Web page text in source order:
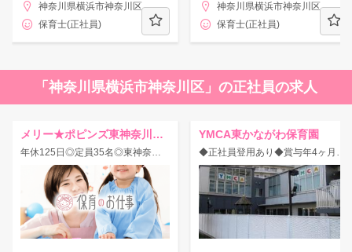
神奈川県横浜市神奈川区
保育士(正社員)
神奈川県横浜市神奈川区
保育士(正社員)
「神奈川県横浜市神奈川区」の正社員の求人
メリー★ポピンズ東神奈川ルーム
年休125日◎定員35名◎東神奈川駅直結の認可園♪
YMCA東かながわ保育園
◆正社員登用あり◆賞与年4ヶ月♪各休暇取得実績あり◎子どもの成長を共に喜びあえる保育園！